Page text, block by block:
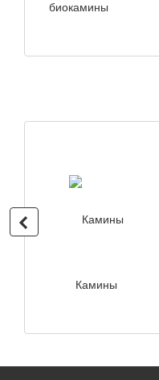
биокамины
Камины